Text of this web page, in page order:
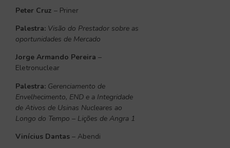
Peter Cruz – Priner
Palestra: Visão do Prestador sobre as
oportunidades de Mercado
Jorge Armando Pereira –
Eletronuclear
Palestra: Gerenciamento de
Envelhecimento, END e a Integridade
de Ativos de Usinas Nucleares ao
Longo do Tempo – Lições de Angra 1
Vinícius Dantas – Abendi